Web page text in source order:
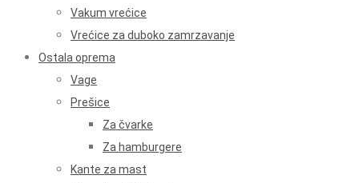
Vakum vrećice
Vrećice za duboko zamrzavanje
Ostala oprema
Vage
Prešice
Za čvarke
Za hamburgere
Kante za mast